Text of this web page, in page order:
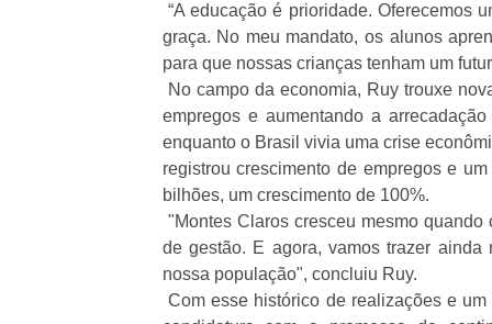
“A educação é prioridade. Oferecemos
graça. No meu mandato, os alunos
para que nossas crianças tenham um
No campo da economia, Ruy trouxe
empregos e aumentando a
enquanto o Brasil vivia uma crise
registrou crescimento de empregos e
bilhões, um crescimento de 100%.
"Montes Claros cresceu mesmo
de gestão. E agora, vamos trazer
nossa população", concluiu Ruy.
Com esse histórico de realizações e